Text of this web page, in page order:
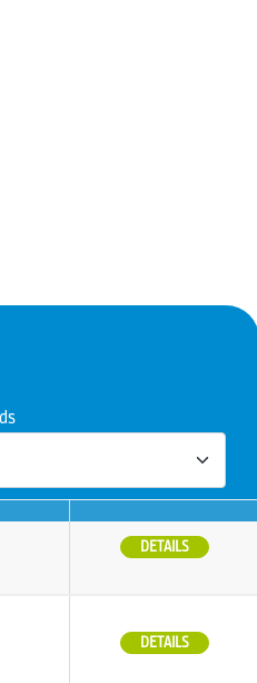
DETAILS
DETAILS